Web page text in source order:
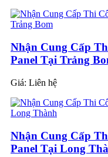
Nhận Cung Cấp
Panel Tại Trảng
Giá: Liên hệ
Nhận Cung Cấp
Panel Tại Long